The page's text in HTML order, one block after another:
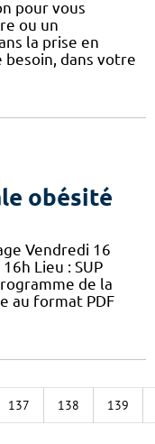
pour vous
ou un
la prise en
dans votre
obésité
Vendredi 16
Lieu : SUP
de la
au format PDF
137 138 139